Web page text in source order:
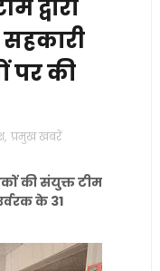
द्वारा
पर की
, प्रमुख खबरें
की संयुक्त टीम
के 31